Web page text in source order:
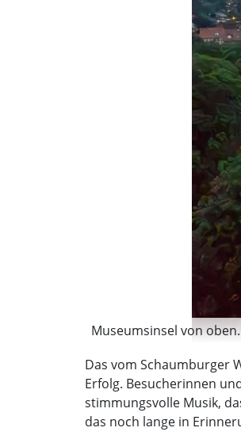
Museumsinsel von
Das vom Schaumburger
Erfolg. Besucherinnen
stimmungsvolle Musik,
das noch lange in